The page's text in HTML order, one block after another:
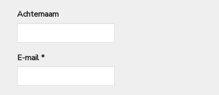
Achternaam
E-mail*